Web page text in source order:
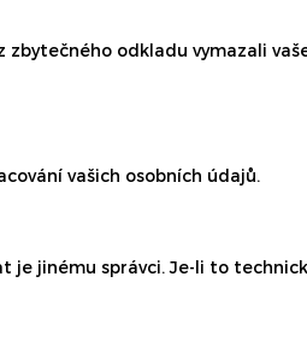
odkladu vymazali
vašich osobních údajů.
je jinému správci. Je-li to